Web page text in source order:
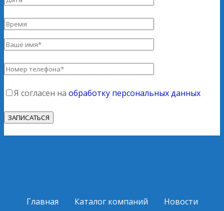
Я согласен на обработку персональных данных
Главная Каталог компаний
Новости